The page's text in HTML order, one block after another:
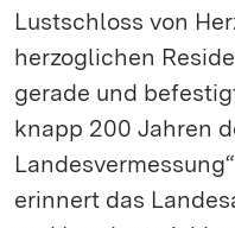
Lustschloss von
herzoglichen
gerade und
knapp 200 Jahren
erinnert das